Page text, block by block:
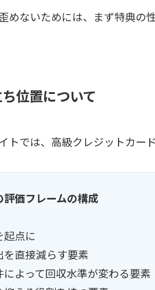
めないためには、まず特典の
位置について
トでは、高級クレジットカード
価フレームの構成
起点に
を直接減らす要素
によって回収水準が変わる要素